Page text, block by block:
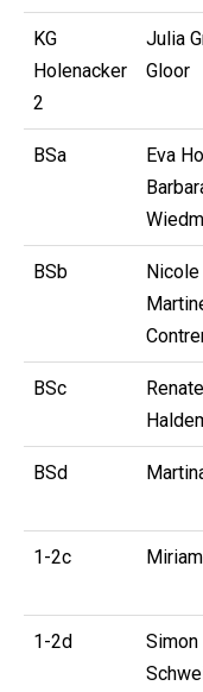
KG
Holenacker
2
Julia
Gloor
BSa
Eva
BSb
Nicole
BSc
Renate
BSd
1-2c
1-2d
Simon